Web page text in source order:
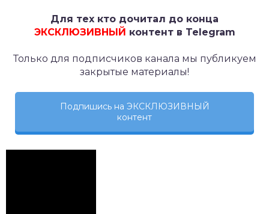
Для тех кто дочитал до конца
ЭКСКЛЮЗИВНЫЙ контент в Telegram
Только для подписчиков канала мы публикуем
закрытые материалы!
Подпишись на ЭКСКЛЮЗИВНЫЙ
контент